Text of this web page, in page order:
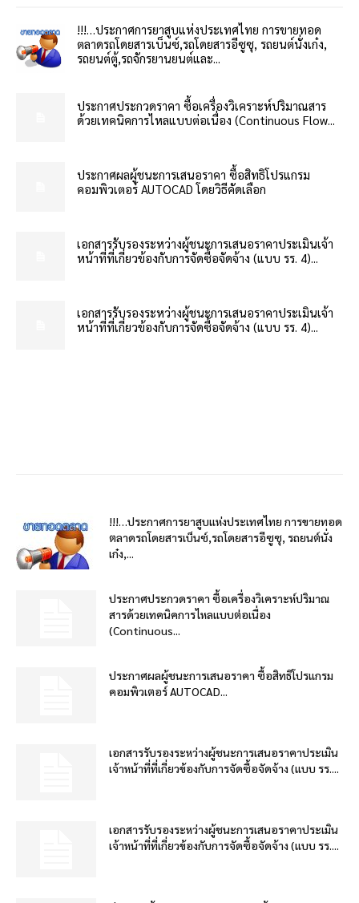
!!!…ประกาศการยาสูบแห่งประเทศไทย การขายทอด
ตลาดรถโดยสารเบ็นซ์,รถโดยสารอีซูซุ, รถยนต์นั่งเก๋ง,
รถยนต์ตู้,รถจักรยานยนต์และ...
ประกาศประกวดราคา ซื้อเครื่องวิเคราะห์ปริมาณสาร
ด้วยเทคนิคการไหลแบบต่อเนื่อง (Continuous Flow...
ประกาศผลผู้ชนะการเสนอราคา ซื้อสิทธิโปรแกรม
คอมพิวเตอร์ AUTOCAD โดยวิธีคัดเลือก
เอกสารรับรองระหว่างผู้ชนะการเสนอราคาประเมินเจ้า
หน้าที่ที่เกี่ยวข้องกับการจัดซื้อจัดจ้าง (แบบ รร. 4)...
เอกสารรับรองระหว่างผู้ชนะการเสนอราคาประเมินเจ้า
หน้าที่ที่เกี่ยวข้องกับการจัดซื้อจัดจ้าง (แบบ รร. 4)...
!!!…ประกาศการยาสูบแห่งประเทศไทย การขายทอด
ตลาดรถโดยสารเบ็นซ์,รถโดยสารอีซูซุ, รถยนต์นั่ง
เก๋ง,...
ประกาศประกวดราคา ซื้อเครื่องวิเคราะห์ปริมาณ
สารด้วยเทคนิคการไหลแบบต่อเนื่อง
(Continuous...
ประกาศผลผู้ชนะการเสนอราคา ซื้อสิทธิโปรแกรม
คอมพิวเตอร์ AUTOCAD...
เอกสารรับรองระหว่างผู้ชนะการเสนอราคาประเมิน
เจ้าหน้าที่ที่เกี่ยวข้องกับการจัดซื้อจัดจ้าง (แบบ รร....
เอกสารรับรองระหว่างผู้ชนะการเสนอราคาประเมิน
เจ้าหน้าที่ที่เกี่ยวข้องกับการจัดซื้อจัดจ้าง (แบบ รร....